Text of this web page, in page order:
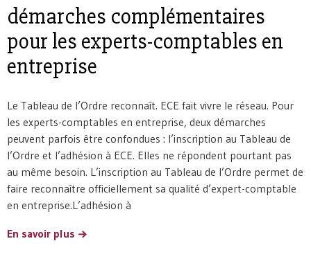
démarches complémentaires
pour les experts-comptables en
entreprise
Le Tableau de l’Ordre reconnaît. ECE fait vivre le réseau. Pour
les experts-comptables en entreprise, deux démarches
peuvent parfois être confondues : l’inscription au Tableau de
l’Ordre et l’adhésion à ECE. Elles ne répondent pourtant pas
au même besoin. L’inscription au Tableau de l’Ordre permet de
faire reconnaître officiellement sa qualité d’expert-comptable
en entreprise.L’adhésion à
En savoir plus